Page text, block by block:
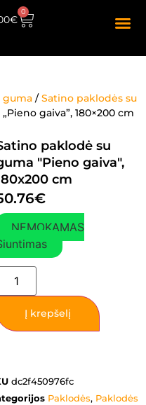
€
0
guma /Satino paklodės su
gaiva”, 180×200 cm
paklodė su
"Pieno gaiva",
cm
€
NEMOKAMAS
Į krepšelį
dc2f450976fc
Paklodės, Paklodės